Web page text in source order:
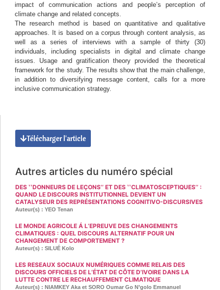
impact of communication actions and people’s perception of
climate change and related concepts.
The research method is based on quantitative and qualitative
approaches. It is based on a corpus through content analysis, as
well as a series of interviews with a sample of thirty (30)
individuals, including specialists in digital and climate change
issues. Usage and gratification theory provided the theoretical
framework for the study. The results show that the main challenge,
in addition to diversifying message content, calls for a more
inclusive communication strategy.
Télécharger l'article
Autres articles du numéro spécial
DES ʽʽDONNEURS DE LEÇONS’’ ET DES ʽʽCLIMATOSCEPTIQUES’’ :
QUAND LE DISCOURS INSTITUTIONNEL DEVIENT UN
CATALYSEUR DES REPRÉSENTATIONS COGNITIVO-DISCURSIVES
Auteur(s) : YEO Tenan
LE MONDE AGRICOLE Á L’EPREUVE DES CHANGEMENTS
CLIMATIQUES : QUEL DISCOURS ALTERNATIF POUR UN
CHANGEMENT DE COMPORTEMENT ?
Auteur(s) : SILUÉ Kolo
LES RESEAUX SOCIAUX NUMÉRIQUES COMME RELAIS DES
DISCOURS OFFICIELS DE L’ÉTAT DE CÔTE D’IVOIRE DANS LA
LUTTE CONTRE LE RECHAUFFEMENT CLIMATIQUE
Auteur(s) : NIAMKEY Aka et SORO Oumar Go N’golo Emmanuel